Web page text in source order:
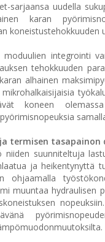
sarjaansa uudella
karan
koneistustehokkuuden
integrointi
tehokkuuden
alhainen
koneen
termisen tasapainon
suunniteltuja
ja heikentynyttä
ohjaamalla
muuntaa